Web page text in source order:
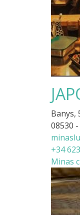
Banys,
08530
+34
Minas